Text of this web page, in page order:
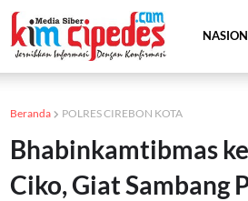
Beranda POLRES CIREBON KOTA
Bhabinkamtibmas
Ciko, Giat Sambang